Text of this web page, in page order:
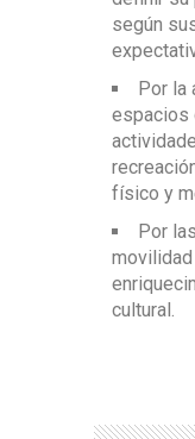
según
Por la
espacios
físico y
Por
cultural.